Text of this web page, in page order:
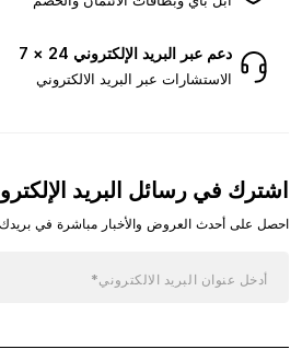
دعم عبر البريد الإلكتروني 24 × 7
الاستشارات عبر البريد الالكتروني
اشترك في رسائل البريد
احصل على أحدث العروض والأخبار مباشرة في بريدك